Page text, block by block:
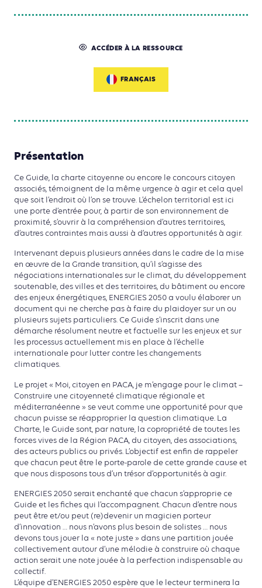
ACCÉDER À LA RESSOURCE
FRANÇAIS
Présentation
Ce Guide, la charte citoyenne ou encore le concours citoyen
associés, témoignent de la même urgence à agir et cela quel
que soit l’endroit où l’on se trouve. L’échelon territorial est ici
une porte d’entrée pour, à partir de son environnement de
proximité, s’ouvrir à la compréhension d’autres territoires,
d’autres contraintes mais aussi à d’autres opportunités à agir.
Intervenant depuis plusieurs années dans le cadre de la mise
en œuvre de la Grande transition, qu’il s’agisse des
négociations internationales sur le climat, du développement
soutenable, des villes et des territoires, du bâtiment ou encore
des enjeux énergétiques, ENERGIES 2050 a voulu élaborer un
document qui ne cherche pas à faire du plaidoyer sur un ou
plusieurs sujets particuliers. Ce Guide s’inscrit dans une
démarche résolument neutre et factuelle sur les enjeux et sur
les processus actuellement mis en place à l’échelle
internationale pour lutter contre les changements
climatiques.
Le projet « Moi, citoyen en PACA, je m’engage pour le climat –
Construire une citoyenneté climatique régionale et
méditerranéenne » se veut comme une opportunité pour que
chacun puisse se réapproprier la question climatique. La
Charte, le Guide sont, par nature, la copropriété de toutes les
forces vives de la Région PACA, du citoyen, des associations,
des acteurs publics ou privés. L’objectif est enfin de rappeler
que chacun peut être le porte-parole de cette grande cause et
que nous disposons tous d’un trésor d’opportunités à agir.
ENERGIES 2050 serait enchanté que chacun s’approprie ce
Guide et les fiches qui l’accompagnent. Chacun d’entre nous
peut être et/ou peut (re)devenir un magicien porteur
d’innovation … nous n’avons plus besoin de solistes … nous
devons tous jouer la « note juste » dans une partition jouée
collectivement autour d’une mélodie à construire où chaque
action serait une note jouée à la perfection indispensable au
collectif.
L’équipe d’ENERGIES 2050 espère que le lecteur terminera la